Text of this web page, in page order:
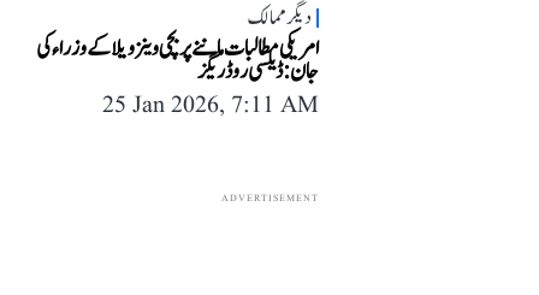
دیگر ممالک
امریکی مطالبات ماننے پر بچی وینزویلا کے وزراء کی
جان: ڈیلسی روڈریگز
25 Jan 2026, 7:11 AM
ADVERTISEMENT